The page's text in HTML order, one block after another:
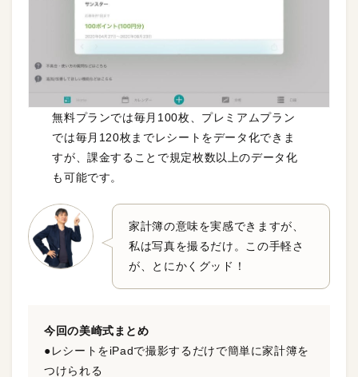
無料プランでは毎月100枚、プレミアムプラン
では毎月120枚までレシートをデータ化できま
すが、課金することで規定枚数以上のデータ化
も可能です。
家計簿の意味を実感できますが、
私は写真を撮るだけ。この手軽さ
が、とにかくグッド！
今回の美崎式 まとめ
●レシートをiPadで撮影するだけで簡単に家計簿を
つけられる